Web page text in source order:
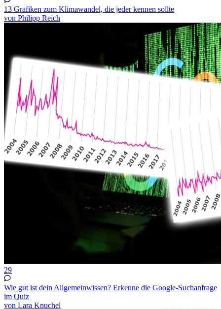
13 Grafiken zum Klimawandel, die jeder kennen sollte
von Philipp Reich
29
Wie gut ist dein Allgemeinwissen? Erkenne die Google-Suchanfrage
im Quiz
von Lara Knuchel